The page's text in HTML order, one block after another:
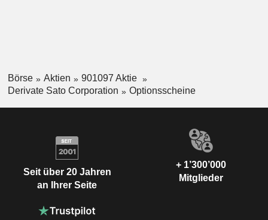
Börse Aktien
901097 Aktie
Derivate Sato Corporation
Optionsscheine
Seit über 20 Jahren
an Ihrer Seite
+ 1’300’000
Mitglieder